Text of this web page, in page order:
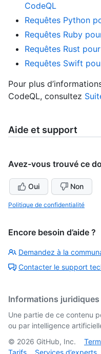
CodeQL
Requêtes Python
Requêtes Ruby
Requêtes Rust
Requêtes Swift
Pour plus
CodeQL, consultez
Aide et support
Avez-vous trouvé ce
Oui Non
Politique de confidentialité
Encore besoin d’aide ?
Demandez à la
Contacter le support
Informations juridiques
Une partie de ce contenu
ou par intelligence
© 2026 GitHub, Inc.